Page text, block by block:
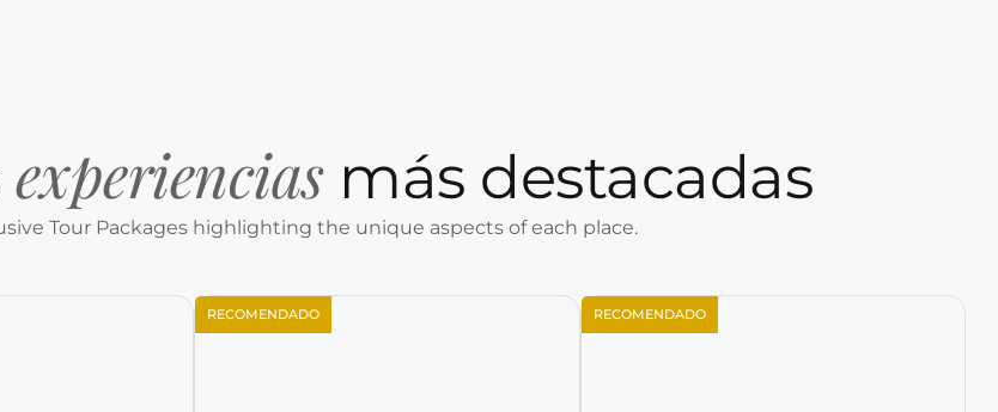
experienciasmás destacadas
Tour Packages highlighting the unique aspects of each place.
RECOMENDADO RECOMENDADO